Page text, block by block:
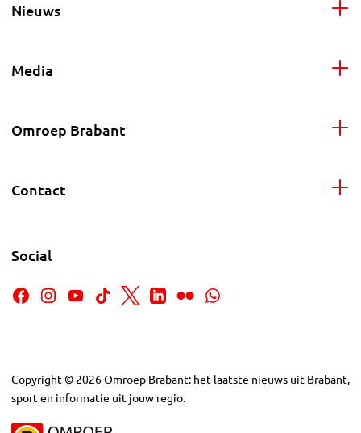
Nieuws
Media
Omroep Brabant
Contact
Social
Copyright © 2026Omroep Brabant: het laatste nieuws uit Brabant,
sport en informatie uit jouw regio.